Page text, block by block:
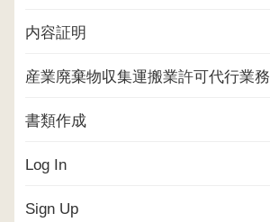
内容証明
産業廃棄物収集運搬業許可代行業務
書類作成
Log In
Sign Up